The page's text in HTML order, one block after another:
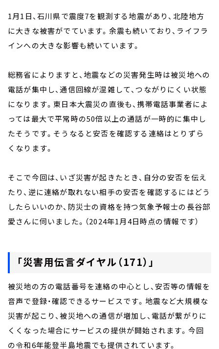
1月1日、石川県で震度7を観測する地震があり、北陸地方
に大きな被害がでています。余震も続いており、ライフラ
インへの大きな影響も続いています。
総務省によりますと、地震などの災害発生時は被災地への
電話が集中し、通信回線が混雑して、つながりにくい状態
になります。東日本大震災の直後も、携帯電話事業者によ
っては最大で平常時の50倍以上の通話が一時的に集中し
たそうです。そうなると安否を確認する連絡はとりずら
くなります。
そこで今回は、いざ災害が起きたとき、自分の安否を伝え
たり、逆に連絡が取れない相手の安否を確認するにはどう
したらいいのか、防災士の資格を持つ気象予報士の長谷部
愛さんに伺いました。（2024年1月4日時点の情報です）
「災害用伝言ダイヤル（171） 」
被災地の方の電話番号を連絡の中心とし、安否等の情報を
音声で登録・確認できるサービスです。地震など大規模な
災害が起こり、被災地への通信が増加し、電話が繋がりに
くくなった場合にサービスの提供が開始されます。今回
の令和6年能登半島地震でも提供されています。